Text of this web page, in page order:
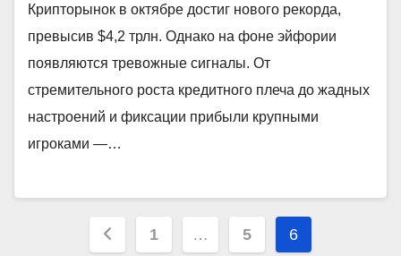
Крипторынок в октябре достиг нового рекорда,
превысив $4,2 трлн. Однако на фоне эйфории
появляются тревожные сигналы. От
стремительного роста кредитного плеча до жадных
настроений и фиксации прибыли крупными
игроками —…
Пагинация
1 … 5 6